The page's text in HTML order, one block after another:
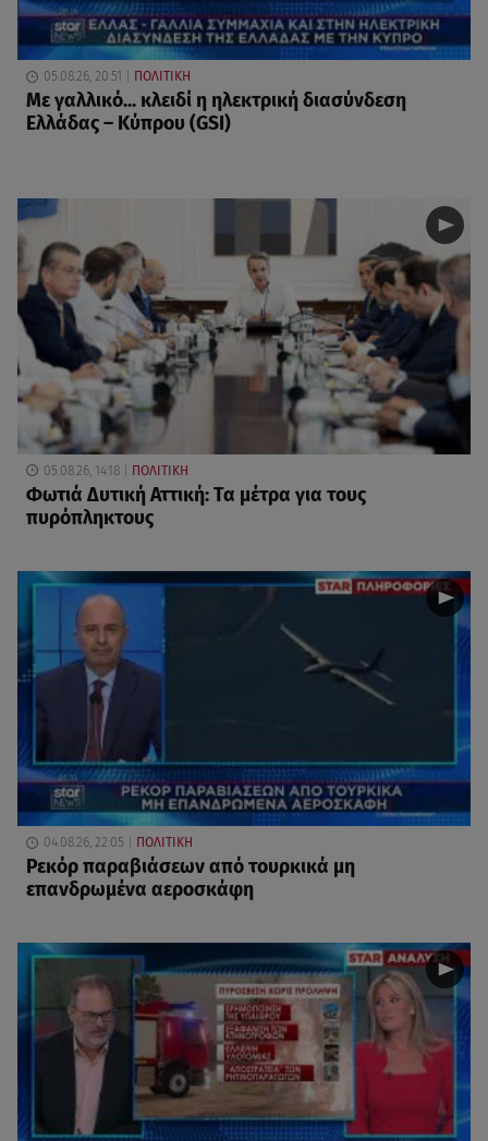
05.08.26, 20:51 ΠΟΛΙΤΙΚΗ
Με γαλλικό... κλειδί η ηλεκτρική διασύνδεση
Ελλάδας – Κύπρου (GSI)
05.08.26, 14:18 ΠΟΛΙΤΙΚΗ
Φωτιά Δυτική Αττική: Τα μέτρα για τους
πυρόπληκτους
04.08.26, 22:05 ΠΟΛΙΤΙΚΗ
Ρεκόρ παραβιάσεων από τουρκικά μη
επανδρωμένα αεροσκάφη